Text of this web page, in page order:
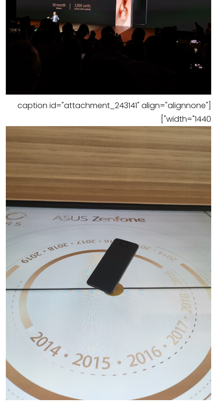
[caption id="attachment_243141" align="alignnone"
width="1440"]